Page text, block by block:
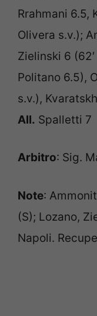
Rrahmani 6.5,
Olivera s.v.);
Zielinski 6
Politano 6.5),
s.v.),
All. Spalletti 7
Arbitro: Sig.
Note:
(S); Lozano,
Napoli.